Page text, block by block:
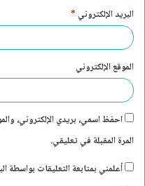
البريد الإلكتروني *
الموقع الإلكتروني
احفظ اسمي، بريدي الإلكتروني،
المرة المقبلة في تعليقي.
أعلمني بمتابعة التعليقات بواسطة